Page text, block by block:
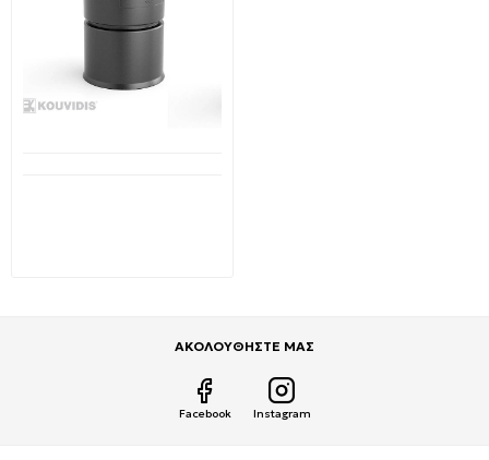
ΑΚΟΛΟΥΘΗΣΤΕ ΜΑΣ
Facebook Instagram